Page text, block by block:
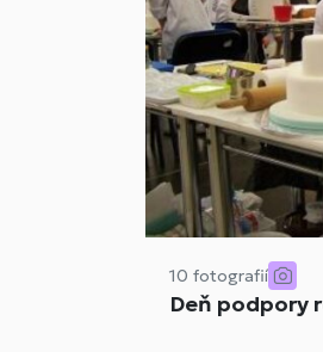
10 fotografií
Deň podpory